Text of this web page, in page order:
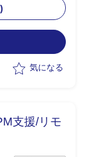
を検討
計/詳細設計を
気になる
支援/リモ